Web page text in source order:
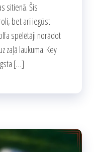
sitienā. Šis
bet arī iegūst
spēlētāji norādot
zaļā laukuma. Key
[…]